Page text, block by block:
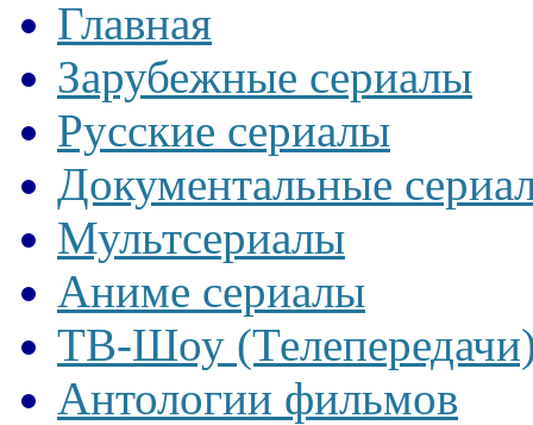
Главная
Зарубежные сериалы
Русские сериалы
Документальные
Мультсериалы
Аниме сериалы
ТВ-Шоу
Антологии фильмов